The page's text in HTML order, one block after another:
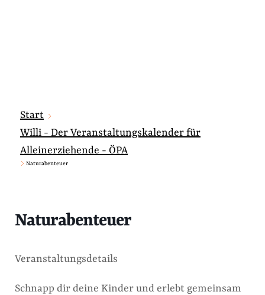
Start
Willi - Der Veranstaltungskalender für
Alleinerziehende - ÖPA
Naturabenteuer
Naturabenteuer
Veranstaltungsdetails
Schnapp dir deine Kinder und erlebt gemeinsam